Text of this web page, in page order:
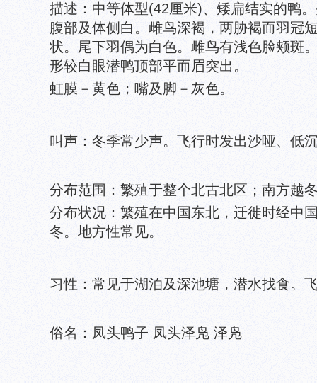
描述：中等体型(42厘米)、矮扁结实的鸭
腹部及体侧白。雌鸟深褐，两胁褐而羽冠
状。尾下羽偶为白色。雌鸟有浅色脸颊斑
形较白眼潜鸭顶部平而眉突出。
虹膜－黄色；嘴及脚－灰色。
叫声：冬季常少声。飞行时发出沙哑、低
分布范围：繁殖于整个北古北区；南方越
分布状况：繁殖在中国东北，迁徙时经中
冬。地方性常见。
习性：常见于湖泊及深池塘，潜水找食。
俗名：凤头鸭子 凤头泽凫 泽凫